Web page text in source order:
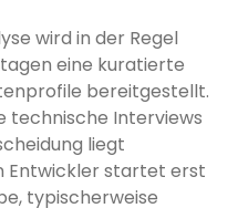
wird in der Regel
eine kuratierte
bereitgestellt.
technische Interviews
liegt
Entwickler startet erst
typischerweise